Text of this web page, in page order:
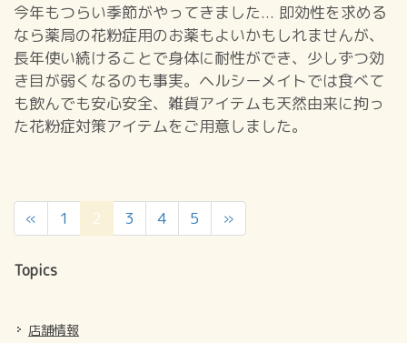
今年もつらい季節がやってきました... 即効性を求める
なら薬局の花粉症用のお薬もよいかもしれませんが、
長年使い続けることで身体に耐性ができ、少しずつ効
き目が弱くなるのも事実。ヘルシーメイトでは食べて
も飲んでも安心安全、雑貨アイテムも天然由来に拘っ
た花粉症対策アイテムをご用意しました。
« 1 2 （こ
の
3 4 5 »
Topics
店舗情報